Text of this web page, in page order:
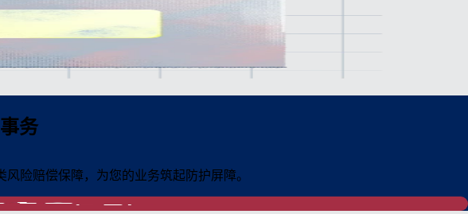
务
险赔偿保障，为您的业务筑起防护屏障。